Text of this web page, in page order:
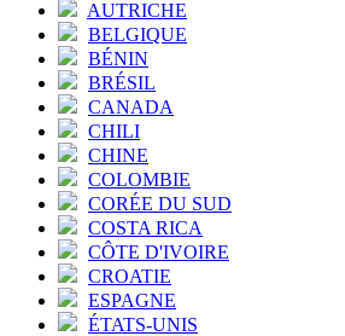
AUTRICHE
BELGIQUE
BÉNIN
BRÉSIL
CANADA
CHILI
CHINE
COLOMBIE
CORÉE DU SUD
COSTA RICA
CÔTE D'IVOIRE
CROATIE
ESPAGNE
ÉTATS-UNIS